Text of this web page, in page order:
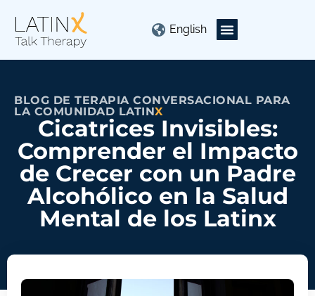
English
BLOG DE TERAPIA CONVERSACIONAL PARA
LA COMUNIDAD LATINX
Cicatrices Invisibles:
Comprender el Impacto
de Crecer con un Padre
Alcohólico en la Salud
Mental de los Latinx